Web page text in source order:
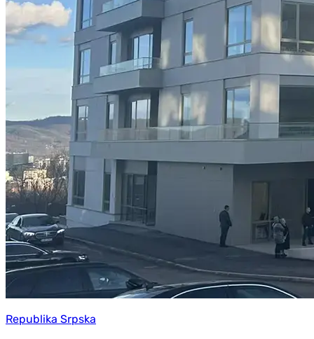
Republika Srpska